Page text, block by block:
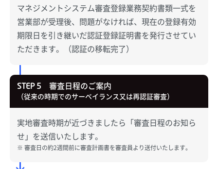
マネジメントシステム審査登録業務契約書類一式を
営業部が受理後、問題がなければ、現在の登録有効
期限日を引き継いだ認証登録証明書を発行させてい
ただきます。（認証の移転完了）
STEP 5 審査日程のご案内
（従来の時期でのサーベイランス又は再認証審査）
実地審査時期が近づきましたら「審査日程のお知ら
せ」を送信いたします。
審査日の約2週間前に審査計画書を審査員より送付いたします。